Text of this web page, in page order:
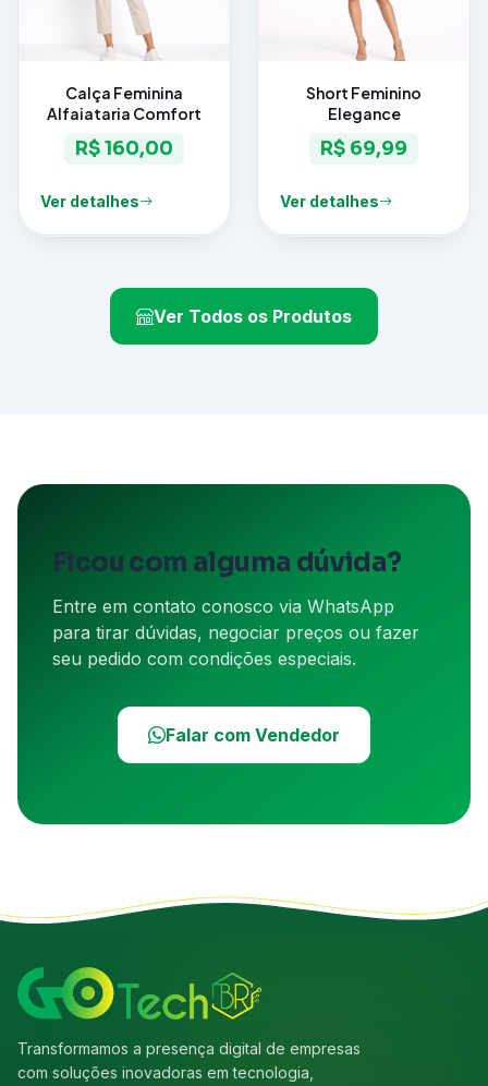
Calça Feminina
Alfaiataria Comfort
R$ 160,00
Ver detalhes
Short Feminino
Elegance
R$ 69,99
Ver detalhes
Ver Todos os Produtos
Ficou com alguma dúvida?
Entre em contato conosco via WhatsApp
para tirar dúvidas, negociar preços ou fazer
seu pedido com condições especiais.
Falar com Vendedor
Transformamos a presença digital de empresas
com soluções inovadoras em tecnologia,